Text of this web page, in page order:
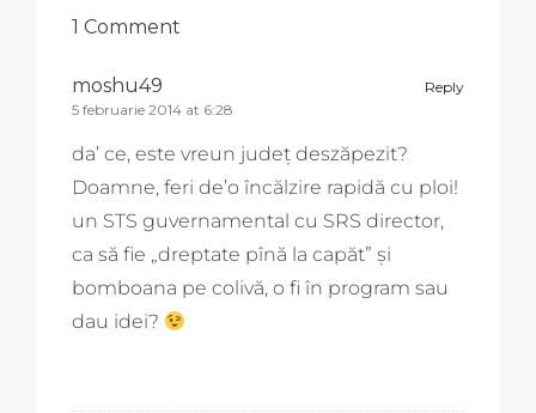
1 Comment
Reply
moshu49
5 februarie 2014 at 6:28
da’ ce, este vreun judeţ deszăpezit?
Doamne, feri de’o încălzire rapidă cu ploi!
un STS guvernamental cu SRS director,
ca să fie „dreptate pînă la capăt” şi
bomboana pe colivă, o fi în program sau
dau idei?